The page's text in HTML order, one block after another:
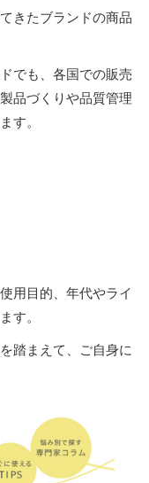
きたブランドの商品
でも、各国での販売
品づくりや品質管理
す。
用目的、年代やライ
す。
踏まえて、ご自身に